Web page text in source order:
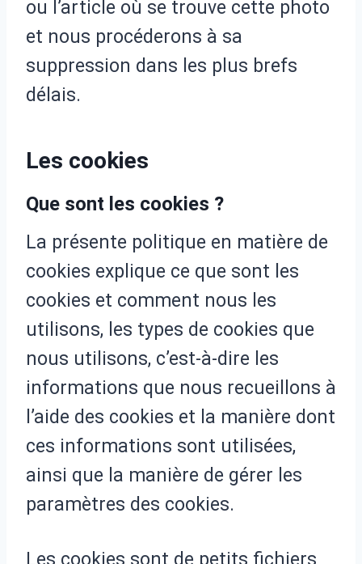
ou l’article où se trouve cette photo
et nous procéderons à sa
suppression dans les plus brefs
délais.
Les cookies
Que sont les cookies ?
La présente politique en matière de
cookies explique ce que sont les
cookies et comment nous les
utilisons, les types de cookies que
nous utilisons, c’est-à-dire les
informations que nous recueillons à
l’aide des cookies et la manière dont
ces informations sont utilisées,
ainsi que la manière de gérer les
paramètres des cookies.
Les cookies sont de petits fichiers